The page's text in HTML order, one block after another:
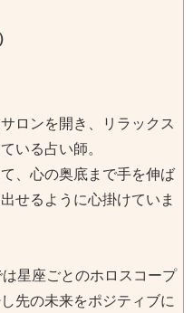
ロンを開き、リラックス
いる占い師。
、心の奥底まで手を伸ば
せるように心掛けていま
星座ごとのホロスコープ
先の未来をポジティブに